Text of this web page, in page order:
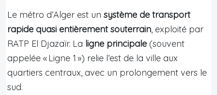
Le métro d’Alger est un système de transport
rapide quasi entièrement souterrain, exploité par
RATP El Djazaïr. La ligne principale (souvent
appelée « Ligne 1 ») relie l’est de la ville aux
quartiers centraux, avec un prolongement vers le
sud.